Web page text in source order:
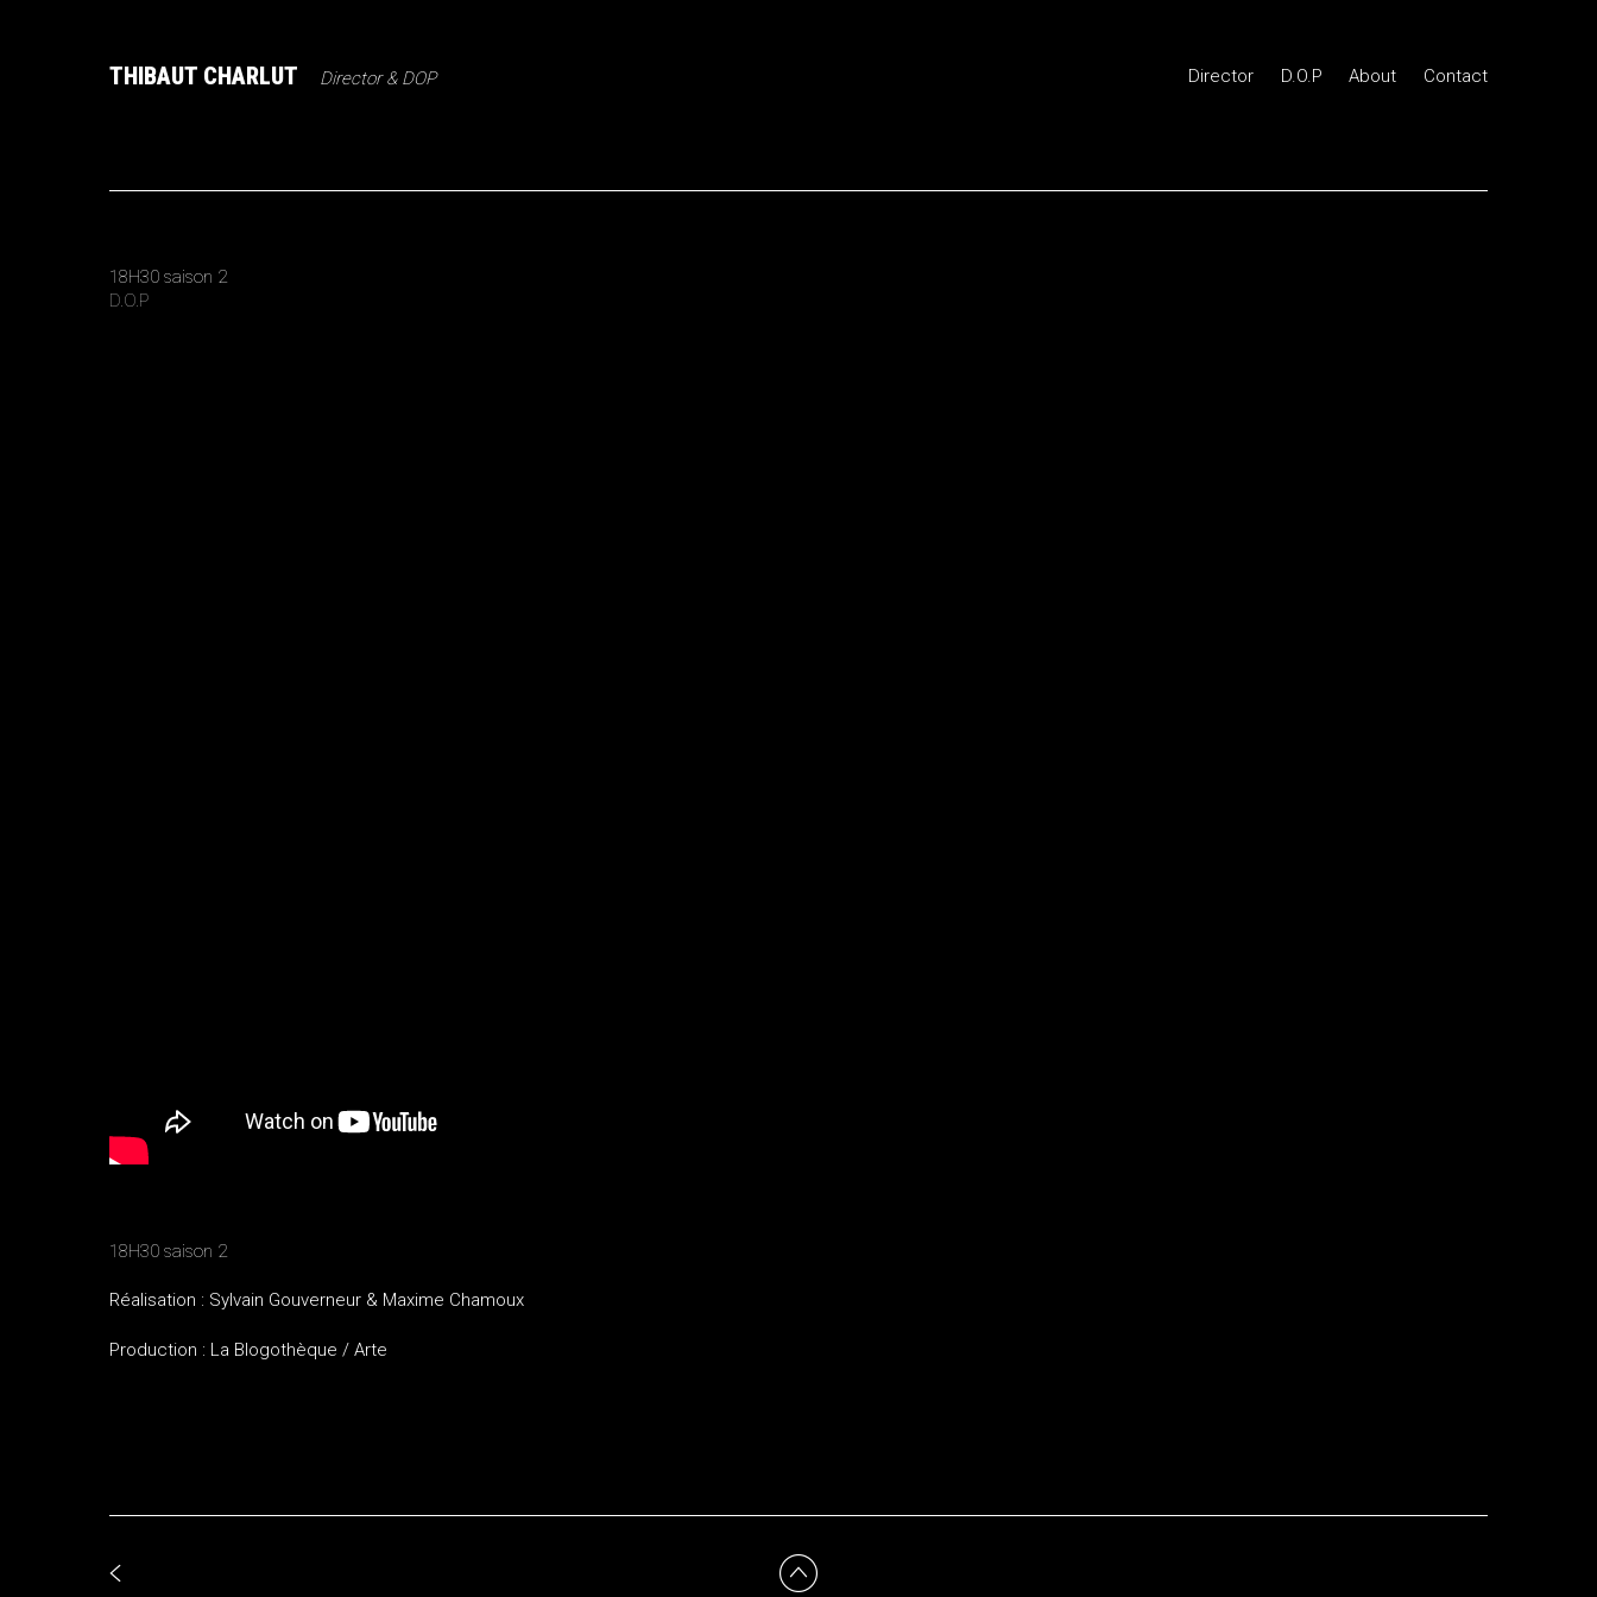
THIBAUT CHARLUT Director & DOP Director D.O.P About Contact
18H30 saison 2
D.O.P
18H30 saison 2
Réalisation : Sylvain Gouverneur & Maxime Chamoux
Production : La Blogothèque / Arte